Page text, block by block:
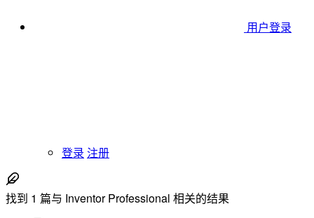
用户登录
登录 注册
找到 1 篇与 Inventor Professional 相关的结果